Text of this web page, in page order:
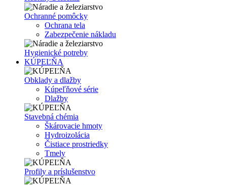
Ochranné pomôcky
Ochrana tela
Zabezpečenie nákladu
Hygienické potreby
KÚPEĽŇA
Obklady a dlažby
Kúpeľňové série
Dlažby
Stavebná chémia
Škárovacie hmoty
Hydroizolácia
Čistiace prostriedky
Tmely
Profily a príslušenstvo